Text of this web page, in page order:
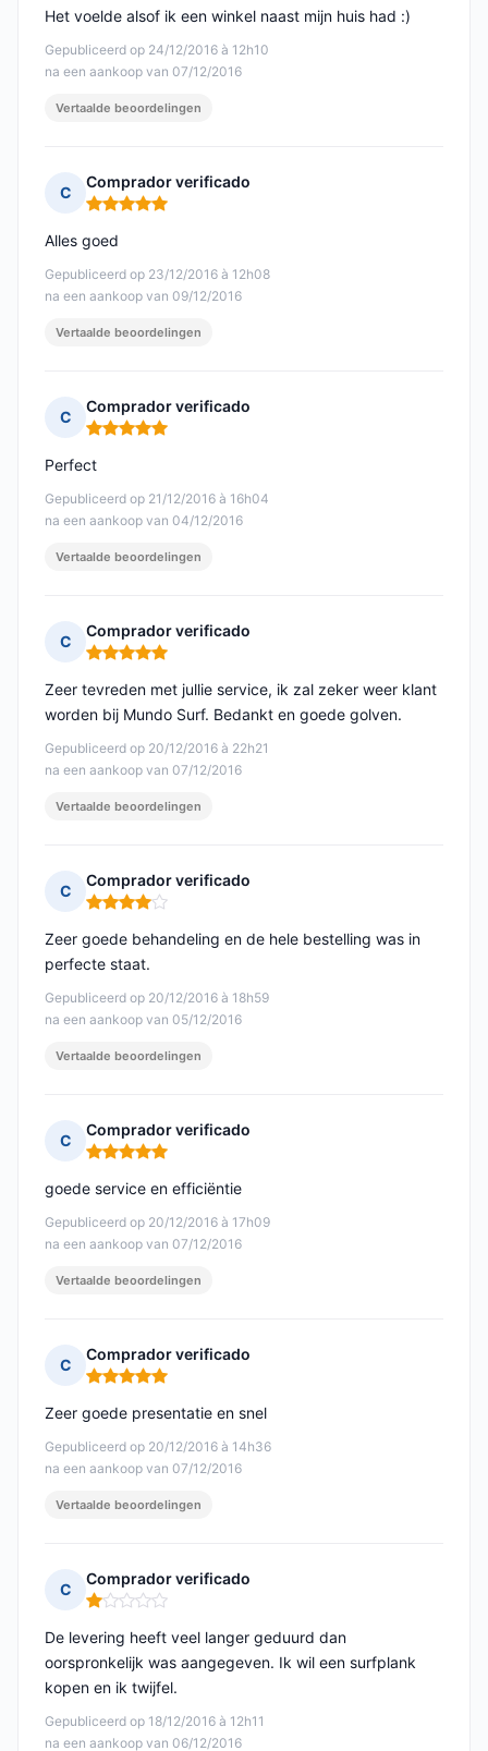
Gepubliceerd op 24/12/2016 à 12h10
na een aankoop van 07/12/2016
Het voelde alsof ik een winkel naast mijn huis had :)
Vertaalde beoordelingen
C
Comprador verificado
Opmerking: 5 van 5
Gepubliceerd op 23/12/2016 à 12h08
na een aankoop van 09/12/2016
Alles goed
Vertaalde beoordelingen
C
Comprador verificado
Opmerking: 5 van 5
Gepubliceerd op 21/12/2016 à 16h04
na een aankoop van 04/12/2016
Perfect
Vertaalde beoordelingen
C
Comprador verificado
Opmerking: 5 van 5
Gepubliceerd op 20/12/2016 à 22h21
na een aankoop van 07/12/2016
Zeer tevreden met jullie service, ik zal zeker weer klant
worden bij Mundo Surf. Bedankt en goede golven.
Vertaalde beoordelingen
C
Comprador verificado
Opmerking: 4 van 5
Gepubliceerd op 20/12/2016 à 18h59
na een aankoop van 05/12/2016
Zeer goede behandeling en de hele bestelling was in
perfecte staat.
Vertaalde beoordelingen
C
Comprador verificado
Opmerking: 5 van 5
Gepubliceerd op 20/12/2016 à 17h09
na een aankoop van 07/12/2016
goede service en efficiëntie
Vertaalde beoordelingen
C
Comprador verificado
Opmerking: 5 van 5
Gepubliceerd op 20/12/2016 à 14h36
na een aankoop van 07/12/2016
Zeer goede presentatie en snel
Vertaalde beoordelingen
C
Comprador verificado
Opmerking: 1 van 5
Gepubliceerd op 18/12/2016 à 12h11
na een aankoop van 06/12/2016
De levering heeft veel langer geduurd dan
oorspronkelijk was aangegeven. Ik wil een surfplank
kopen en ik twijfel.